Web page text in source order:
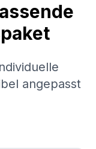
angepasst